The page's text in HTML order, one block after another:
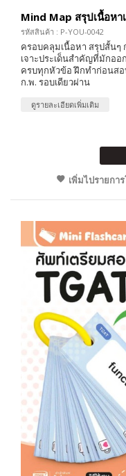
Mind Map สรุปเนื้อห
รหัสสินค้า : P-YOU-0042
ครอบคลุมเนื้อหา สรุปสั้นๆ
เจาะประเด็นสำคัญที่มักออ
ครบทุกหัวข้อ ฝึกทำก่อนส
ก.พ. รอบเดียวผ่าน
ดูรายละเอียดเพิ่มเติม
เพิ่มไปรายกา